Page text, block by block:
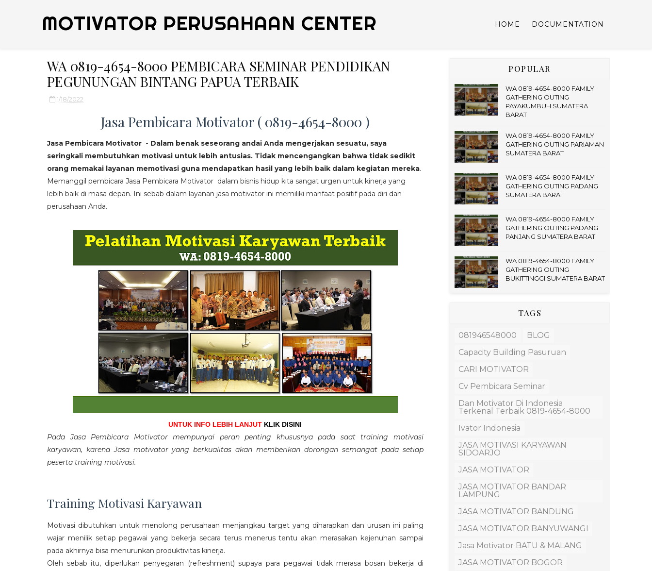
MOTIVATOR PERUSAHAAN CENTER HOME DOCUMENTATION
WA 0819-4654-8000 PEMBICARA SEMINAR PENDIDIKAN
PEGUNUNGAN BINTANG PAPUA TERBAIK
1/18/2022
Jasa Pembicara Motivator ( 0819-4654-8000 )
Jasa Pembicara Motivator - Dalam benak seseorang andai Anda mengerjakan sesuatu, saya
seringkali membutuhkan motivasi untuk lebih antusias. Tidak mencengangkan bahwa tidak sedikit
orang memakai layanan memotivasi guna mendapatkan hasil yang lebih baik dalam kegiatan mereka.
Memanggil pembicara Jasa Pembicara Motivator dalam bisnis hidup kita sangat urgen untuk kinerja yang
lebih baik di masa depan. Ini sebab dalam layanan jasa motivator ini memiliki manfaat positif pada diri dan
perusahaan Anda.
UNTUK INFO LEBIH LANJUT KLIK DISINI
Pada Jasa Pembicara Motivator mempunyai peran penting khususnya pada saat training motivasi
karyawan, karena Jasa motivator yang berkualitas akan memberikan dorongan semangat pada setiap
peserta training motivasi.
Training Motivasi Karyawan
Motivasi dibutuhkan untuk menolong perusahaan menjangkau target yang diharapkan dan urusan ini paling
wajar menilik setiap pegawai yang bekerja secara terus menerus tentu akan merasakan kejenuhan sampai
pada akhirnya bisa menurunkan produktivitas kinerja.
Oleh sebab itu, diperlukan penyegaran (refreshment) supaya para pegawai tidak merasa bosan bekerja di
POPULAR
WA 0819-4654-8000 FAMILY
GATHERING OUTING
PAYAKUMBUH SUMATERA
BARAT
WA 0819-4654-8000 FAMILY
GATHERING OUTING PARIAMAN
SUMATERA BARAT
WA 0819-4654-8000 FAMILY
GATHERING OUTING PADANG
SUMATERA BARAT
WA 0819-4654-8000 FAMILY
GATHERING OUTING PADANG
PANJANG SUMATERA BARAT
WA 0819-4654-8000 FAMILY
GATHERING OUTING
BUKITTINGGI SUMATERA BARAT
TAGS
081946548000
BLOG
Capacity Building Pasuruan
CARI MOTIVATOR
Cv Pembicara Seminar
Dan Motivator Di Indonesia
Terkenal Terbaik 0819-4654-8000
Ivator Indonesia
JASA MOTIVASI KARYAWAN
SIDOARJO
JASA MOTIVATOR
JASA MOTIVATOR BANDAR
LAMPUNG
JASA MOTIVATOR BANDUNG
JASA MOTIVATOR BANYUWANGI
Jasa Motivator BATU & MALANG
JASA MOTIVATOR BOGOR